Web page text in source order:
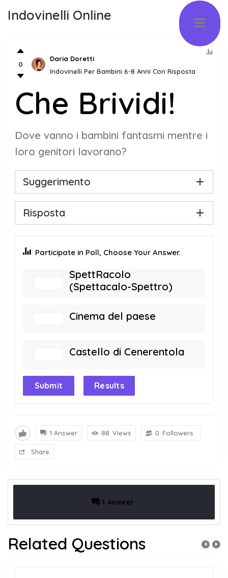
Indovinelli Online
0
Daria Doretti
Indovinelli Per Bambini 6-8 Anni Con Risposta
Che Brividi!
Dove vanno i bambini fantasmi mentre i
loro genitori lavorano?
Suggerimento
Risposta
Participate in Poll, Choose Your Answer.
SpettRacolo
(Spettacalo-Spettro)
Cinema del paese
Castello di Cenerentola
Submit Results
1 Answer 88 Views 0 Followers
Share
1 Answer
Related Questions